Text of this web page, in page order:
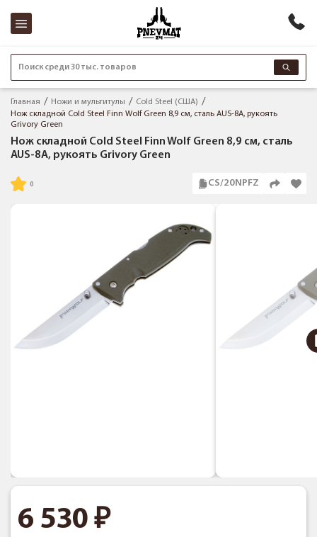
Поиск среди 30 тыс. товаров
Главная Ножи и мультитулы
Cold Steel (США)
Нож складной Cold Steel Finn Wolf Green 8,9 см, сталь AUS-8A, рукоять
Grivory Green
Нож складной Cold Steel Finn Wolf Green 8,9 см, сталь
AUS-8A, рукоять Grivory Green
CS/20NPFZ
6 530